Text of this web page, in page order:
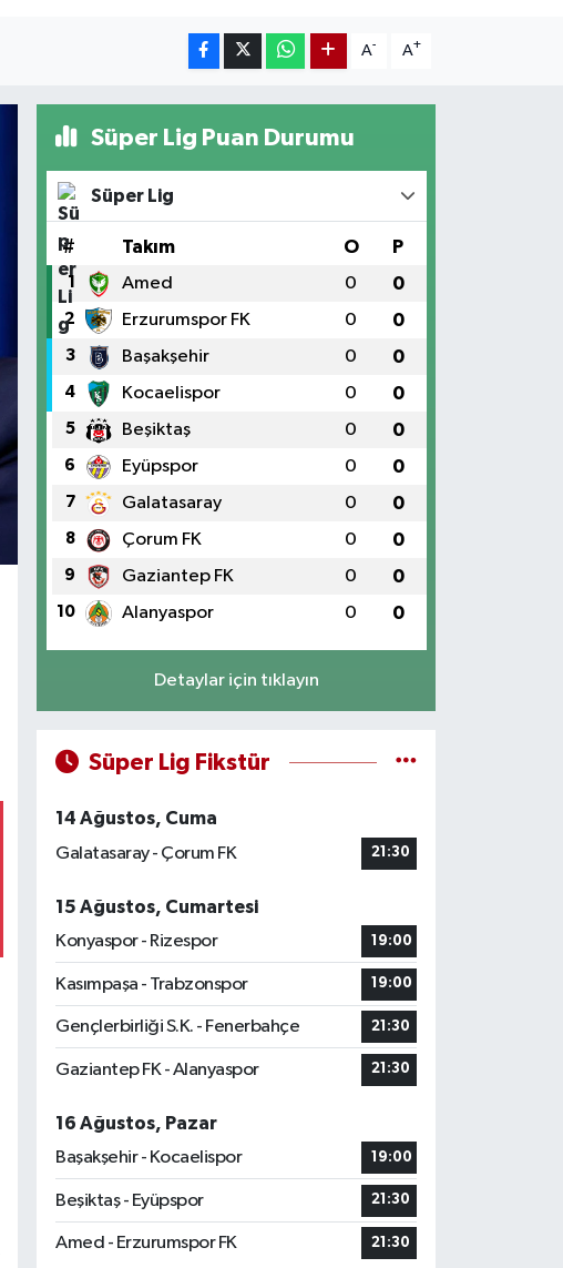
A- A+
Süper Lig Puan Durumu
Süper Lig
# Takım O P
1 Amed 0 0
2 Erzurumspor FK 0 0
3 Başakşehir 0 0
4 Kocaelispor 0 0
5 Beşiktaş 0 0
6 Eyüpspor 0 0
7 Galatasaray 0 0
8 Çorum FK 0 0
9 Gaziantep FK 0 0
10 Alanyaspor 0 0
Detaylar için tıklayın
Süper Lig Fikstür
14 Ağustos, Cuma
Galatasaray - Çorum FK
21:30
15 Ağustos, Cumartesi
Konyaspor - Rizespor
19:00
Kasımpaşa - Trabzonspor 19:00
Gençlerbirliği S.K. - Fenerbahçe 21:30
Gaziantep FK - Alanyaspor 21:30
16 Ağustos, Pazar
Başakşehir - Kocaelispor
19:00
Beşiktaş - Eyüpspor 21:30
Amed - Erzurumspor FK 21:30